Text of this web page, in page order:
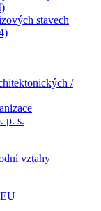
stavech
/
p. s.
vztahy